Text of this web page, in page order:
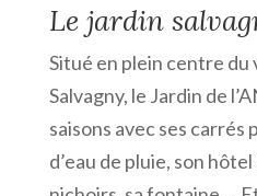
Le jardin
Situé en plein centre du
Salvagny, le Jardin de
saisons avec ses carrés
d’eau de pluie, son